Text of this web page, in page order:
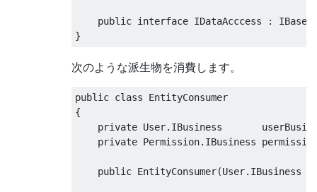
public interface IDataAcccess :
}
次のような派生物を消費します。
public class
EntityConsumer
{
private User. IBusiness
private Permission. IBusiness
public EntityConsumer(User. IBusiness